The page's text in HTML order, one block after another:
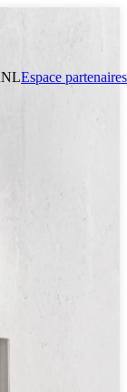
NLEspace partenaires